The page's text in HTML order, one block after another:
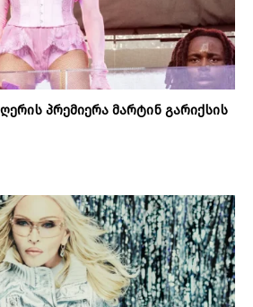
პრემიერა მარტინ გარიქსის